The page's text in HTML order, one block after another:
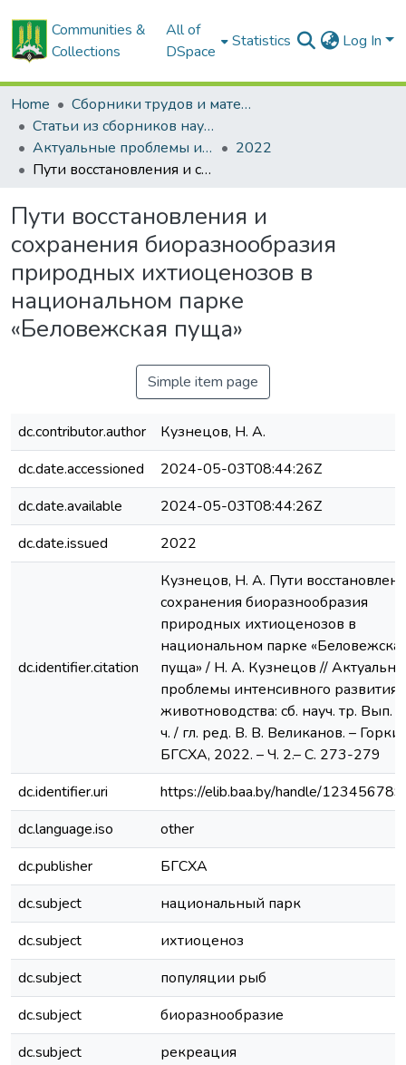
Communities &
Collections
All of
DSpace
Statistics Log In
Home
Сборники трудов и материалов конференций
Статьи из сборников научных трудов
Актуальные проблемы интенсивного развития животноводства: сб. науч. тр.
2022
Пути восстановления и сохранения биоразнообразия природных ихтиоценозов в национальном парке «Беловежская пуща»
Пути восстановления и
сохранения биоразнообразия
природных ихтиоценозов в
национальном парке
«Беловежская пуща»
Simple item page
dc.contributor.author
Кузнецов, Н. А.
dc.date.accessioned
2024-05-03T08:44:26Z
dc.date.available
2024-05-03T08:44:26Z
dc.date.issued
2022
dc.identifier.citation
Кузнецов, Н. А. Пути
сохранения биоразнообразия
природных ихтиоценозов в
национальном парке
пуща» / Н. А. Кузнецов //
проблемы интенсивного развития
животноводства: сб. науч. тр. Вып.
ч. / гл. ред. В. В. Великанов. – Горки:
БГСХА, 2022. – Ч. 2.– С. 273-279
dc.identifier.uri
https://elib.baa.by/handle/
dc.language.iso
other
dc.publisher
БГСХА
dc.subject
национальный парк
dc.subject
ихтиоценоз
dc.subject
популяции рыб
dc.subject
биоразнообразие
dc.subject
рекреация